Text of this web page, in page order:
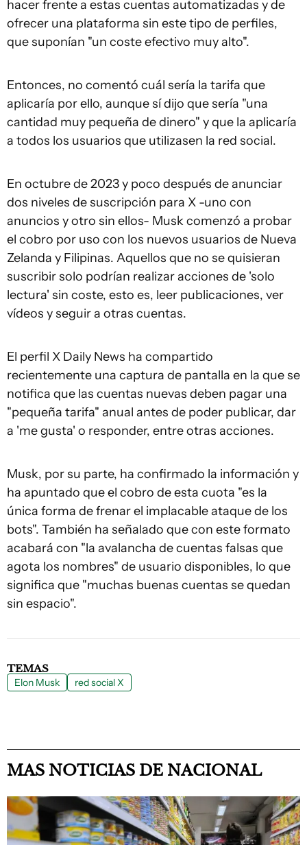
hacer frente a estas cuentas automatizadas y de
ofrecer una plataforma sin este tipo de perfiles,
que suponían "un coste efectivo muy alto".
Entonces, no comentó cuál sería la tarifa que
aplicaría por ello, aunque sí dijo que sería "una
cantidad muy pequeña de dinero" y que la aplicaría
a todos los usuarios que utilizasen la red social.
En octubre de 2023 y poco después de anunciar
dos niveles de suscripción para X -uno con
anuncios y otro sin ellos- Musk comenzó a probar
el cobro por uso con los nuevos usuarios de Nueva
Zelanda y Filipinas. Aquellos que no se quisieran
suscribir solo podrían realizar acciones de 'solo
lectura' sin coste, esto es, leer publicaciones, ver
vídeos y seguir a otras cuentas.
El perfil X Daily News ha compartido
recientemente una captura de pantalla en la que se
notifica que las cuentas nuevas deben pagar una
"pequeña tarifa" anual antes de poder publicar, dar
a 'me gusta' o responder, entre otras acciones.
Musk, por su parte, ha confirmado la información y
ha apuntado que el cobro de esta cuota "es la
única forma de frenar el implacable ataque de los
bots". También ha señalado que con este formato
acabará con "la avalancha de cuentas falsas que
agota los nombres" de usuario disponibles, lo que
significa que "muchas buenas cuentas se quedan
sin espacio".
TEMAS
Elon Musk red social X
MAS NOTICIAS DE NACIONAL